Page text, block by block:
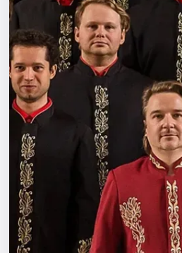
События
Города
Площадки
Артисты
Рейтинги